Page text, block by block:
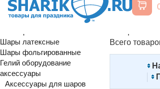
Воздушные шары, все для
праздника
Шары латексные
Шары фольгированные
Гелий оборудование
аксессуары
Аксессуары для шаров
Всего